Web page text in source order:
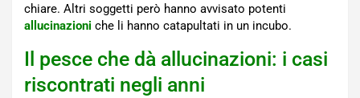
chiare. Altri soggetti però hanno avvisato potenti
allucinazioni che li hanno catapultati in un incubo.
Il pesce che dà allucinazioni: i casi
riscontrati negli anni